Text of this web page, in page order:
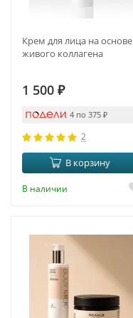
Крем для лица на основе
живого коллагена
1 500 ₽
4 по 375 ₽
2
В корзину
В наличии